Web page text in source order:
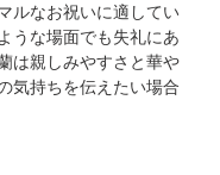
ルなお祝いに適してい
うな場面でも失礼にあ
は親しみやすさと華や
気持ちを伝えたい場合